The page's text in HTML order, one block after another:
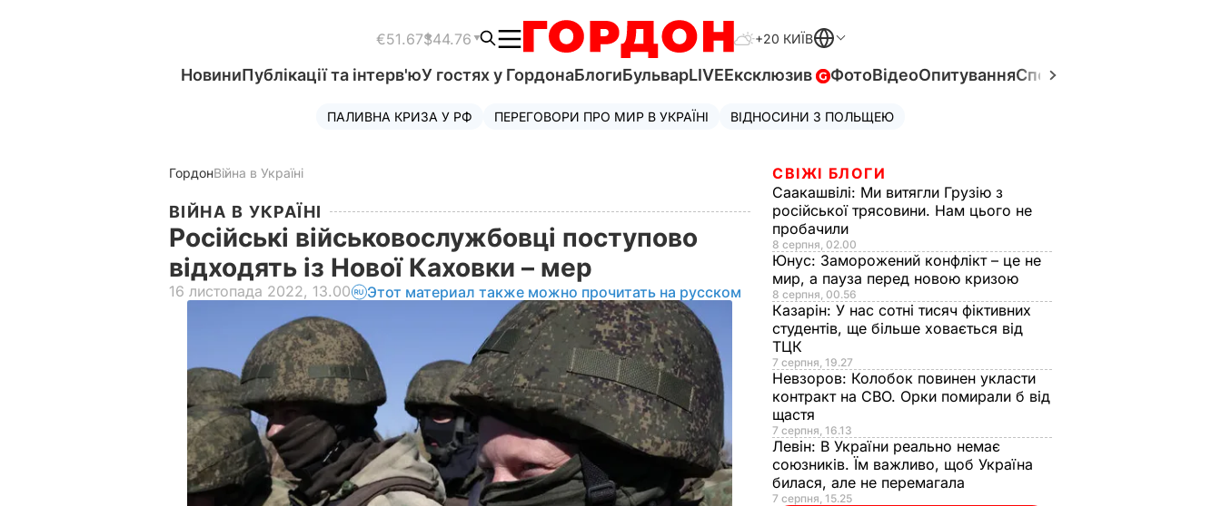
€51.67$44.76 +20 КИЇВ
НовиниПублікації та інтерв'юУ гостях у ГордонаБлогиБульварLIVEЕксклюзив ФотоВідеоОпитуванняСпецпроєкти
ПАЛИВНА КРИЗА У РФ ПЕРЕГОВОРИ ПРО МИР В УКРАЇНІ ВІДНОСИНИ З ПОЛЬЩЕЮ
ГордонВійна в Україні
ВІЙНА В УКРАЇНІ
Російські військовослужбовці поступово
відходять із Нової Каховки – мер
16 листопада 2022, 13.00 Этот материал также можно прочитать на русском
СВІЖІ БЛОГИ
Саакашвілі: Ми витягли Грузію з
російської трясовини. Нам цього не
пробачили
8 серпня, 02.00
Юнус: Заморожений конфлікт – це не
мир, а пауза перед новою кризою
8 серпня, 00.56
Казарін: У нас сотні тисяч фіктивних
студентів, ще більше ховається від
ТЦК
7 серпня, 19.27
Невзоров: Колобок повинен укласти
контракт на СВО. Орки помирали б від
щастя
7 серпня, 16.13
Левін: В України реально немає
союзників. Їм важливо, щоб Україна
билася, але не перемагала
7 серпня, 15.25